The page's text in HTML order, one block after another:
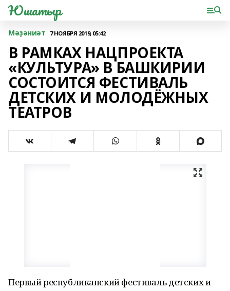
Юшатыр
Мәҙәниәт 7 НОЯБРЯ 2019, 05:42
В РАМКАХ НАЦПРОЕКТА
«КУЛЬТУРА» В БАШКИРИИ
СОСТОИТСЯ ФЕСТИВАЛЬ
ДЕТСКИХ И МОЛОДЁЖНЫХ
ТЕАТРОВ
Первый республиканский фестиваль детских и